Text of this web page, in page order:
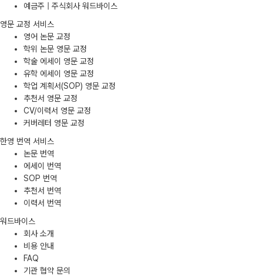
예금주 | 주식회사 워드바이스
영문 교정 서비스
영어 논문 교정
학위 논문 영문 교정
학술 에세이 영문 교정
유학 에세이 영문 교정
학업 계획서(SOP) 영문 교정
추천서 영문 교정
CV/이력서 영문 교정
커버레터 영문 교정
한영 번역 서비스
논문 번역
에세이 번역
SOP 번역
추천서 번역
이력서 번역
워드바이스
회사 소개
비용 안내
FAQ
기관 협약 문의